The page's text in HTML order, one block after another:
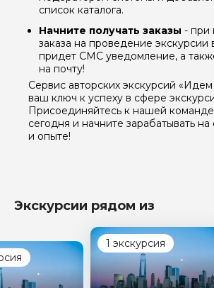
список каталога.
Начните получать заказы - при
заказа на проведение
придет СМС уведомление, а
на почту!
Сервис авторских экскурсий
ваш ключ к успеху в сфере
Присоединяйтесь к нашей
сегодня и начните зарабатывать на
и опыте!
Экскурсии рядом из
1 экскурсия